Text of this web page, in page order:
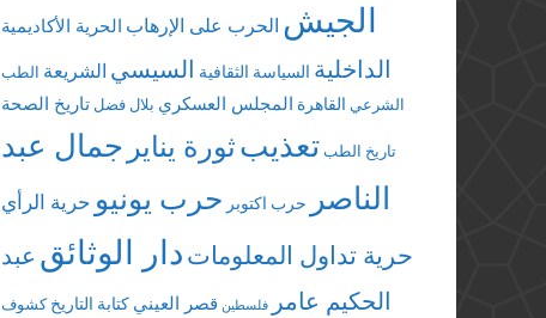
الجيش الحرب على الإرهاب الحرية الأكاديمية
الداخلية السياسة الثقافية السيسي الشريعة الطب
الشرعي القاهرة المجلس العسكري بلال فضل تاريخ الصحة
تاريخ الطب تعذيبثورة يناير جمال عبد
الناصر
حرب اكتوبر حرب يونيو حرية الرأي
حرية تداول المعلومات دار الوثائق عبد
الحكيم عامر
فلسطين قصر العيني كتابة التاريخ كشوف